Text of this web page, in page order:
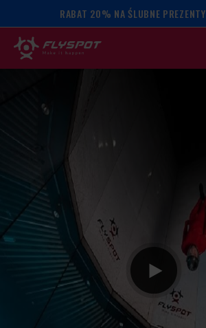
RABAT 20% NA ŚLUBNE
Strona główna / Kalendarz wydarzeń /